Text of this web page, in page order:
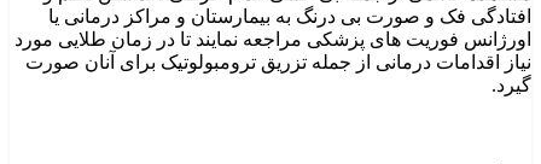
افتادگی فک و صورت بی درنگ به بیمارستان و مراکز درمانی یا
اورژانس فوریت های پزشکی مراجعه نمایند تا در زمان طلایی مورد
نیاز اقدامات درمانی از جمله تزریق ترومبولوتیک برای آنان صورت
گیرد.